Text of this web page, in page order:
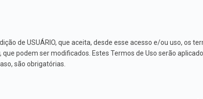
de USUÁRIO, que aceita, desde esse acesso e/ou uso, os
que podem ser modificados. Estes Termos de Uso serão
são obrigatórias.